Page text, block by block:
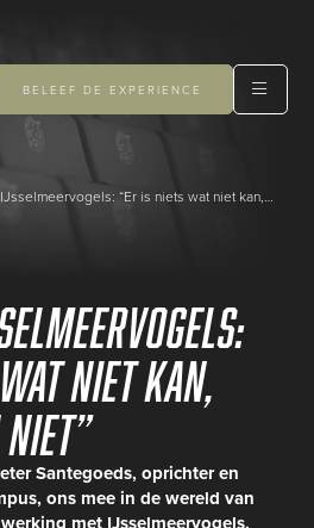
BELEEF DE EXPERIENCE
Bodel en IJsselmeervogels: “Er is niets wat niet kan, behalve kan niet”
niet kan,
niet”
Santegoeds, oprichter en
ons mee in de wereld van